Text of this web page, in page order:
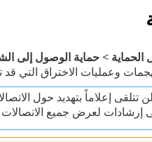
الحماية >حماية الوصول إلى
وعمليات الاختراق التي قد
تتلقى إعلاماً بتهديد حول
إرشادات لعرض جميع